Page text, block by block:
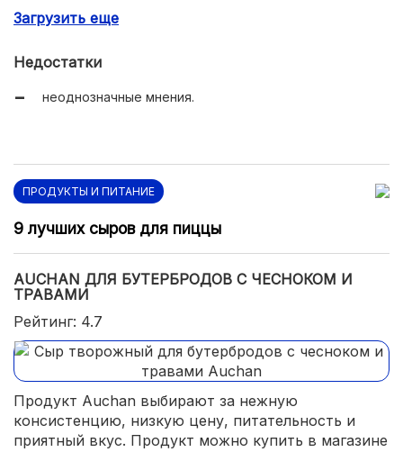
приятное послевкусие.
Загрузить еще
Недостатки
неоднозначные мнения.
ПРОДУКТЫ И ПИТАНИЕ
9 лучших сыров для пиццы
AUCHAN ДЛЯ БУТЕРБРОДОВ С ЧЕСНОКОМ И
ТРАВАМИ
Рейтинг: 4.7
Продукт Auchan выбирают за нежную
консистенцию, низкую цену, питательность и
приятный вкус. Продукт можно купить в магазине